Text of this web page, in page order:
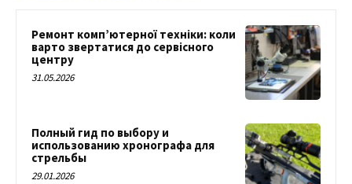
Ремонт комп’ютерної техніки: коли
варто звертатися до сервісного
центру
31.05.2026
Полный гид по выбору и
использованию хронографа для
стрельбы
29.01.2026